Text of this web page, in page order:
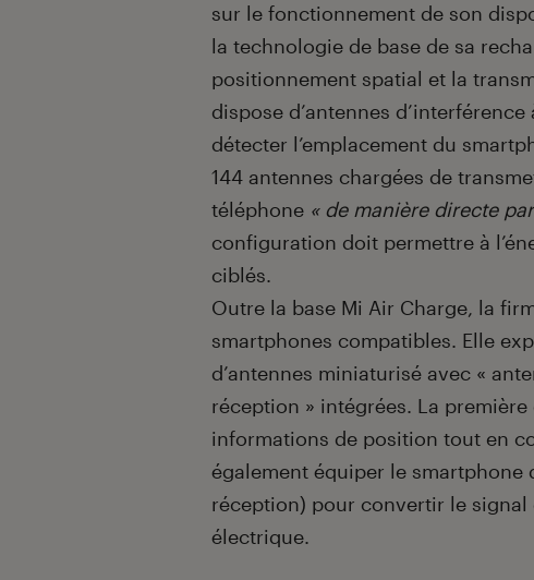
sur le fonctionnement de son
la technologie de base de sa
positionnement spatial et la
dispose d’antennes
détecter l’emplacement du
144 antennes chargées de
téléphone « de manière directe
configuration doit permettre à
ciblés.
Outre la base Mi Air Charge, la
smartphones compatibles. Elle
d’antennes miniaturisé avec «
réception » intégrées. La
informations de position tout en
également équiper le smartphone
réception) pour convertir le signal
électrique.